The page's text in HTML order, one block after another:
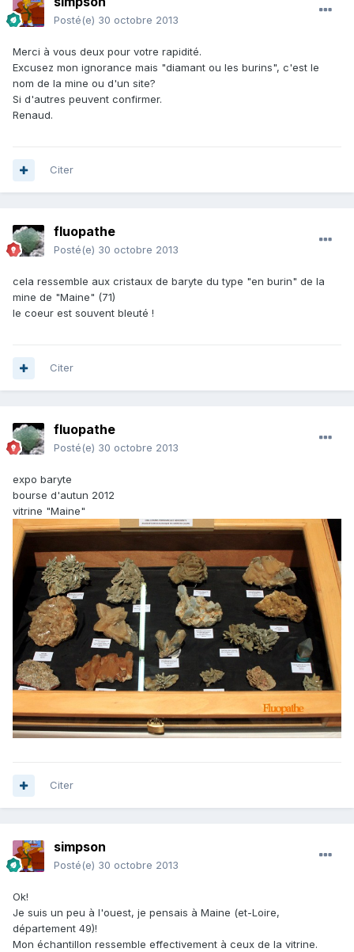
Posté(e) 30 octobre 2013
Merci à vous deux pour votre rapidité.
Excusez mon ignorance mais "diamant ou les burins", c'est le
nom de la mine ou d'un site?
Si d'autres peuvent confirmer.
Renaud.
Citer
fluopathe
Posté(e) 30 octobre 2013
cela ressemble aux cristaux de baryte du type "en burin" de la
mine de "Maine" (71)
le coeur est souvent bleuté !
Citer
fluopathe
Posté(e) 30 octobre 2013
expo baryte
bourse d'autun 2012
vitrine "Maine"
Citer
simpson
Posté(e) 30 octobre 2013
Ok!
Je suis un peu à l'ouest, je pensais à Maine (et-Loire,
département 49)!
Mon échantillon ressemble effectivement à ceux de la vitrine.